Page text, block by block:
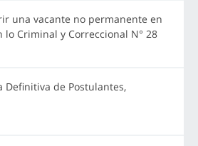
una vacante no permanente en
lo Criminal y Correccional N° 28
Definitiva de Postulantes,